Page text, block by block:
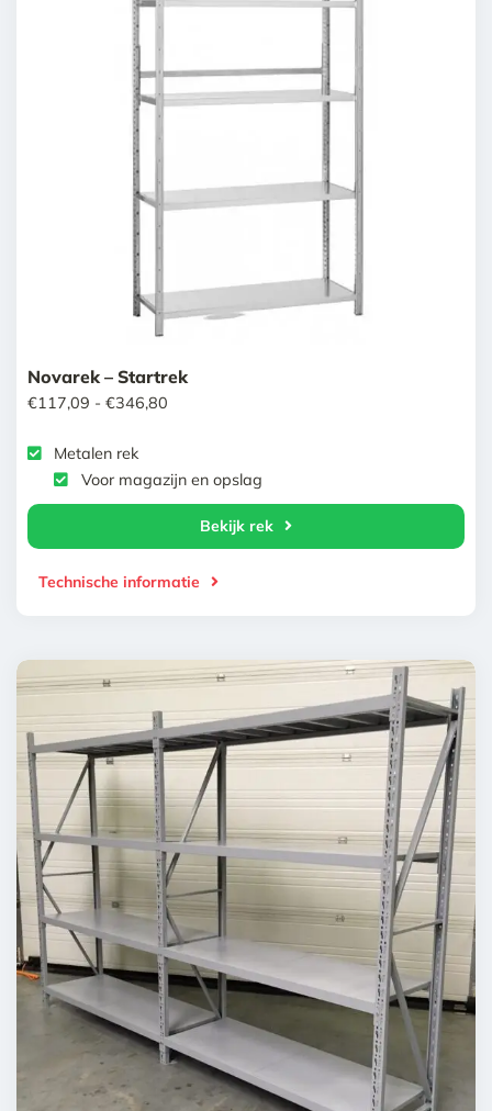
Novarek – Startrek
€117,09 - €346,80Prijsklasse:
€346,80
Metalen rek
Voor magazijn en opslag
Bekijk rek
Technische informatie